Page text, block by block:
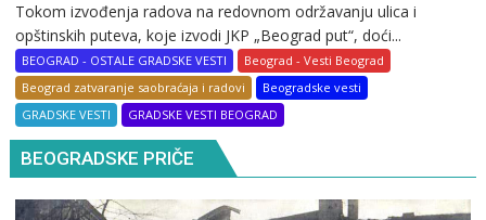
Tokom izvođenja radova na redovnom održavanju ulica i
opštinskih puteva, koje izvodi JKP „Beograd put“, doći...
BEOGRAD - OSTALE GRADSKE VESTI
Beograd - Vesti Beograd
Beograd zatvaranje saobraćaja i radovi
Beogradske vesti
GRADSKE VESTI
GRADSKE VESTI BEOGRAD
BEOGRADSKE PRIČE